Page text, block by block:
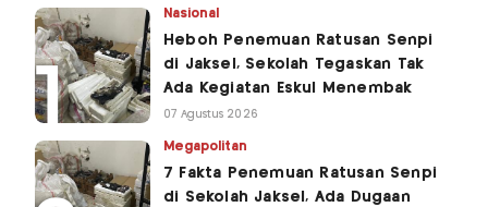
Nasional
Heboh Penemuan Ratusan Senpi
di Jaksel, Sekolah Tegaskan Tak
Ada Kegiatan Eskul Menembak
07 Agustus 2026
Megapolitan
7 Fakta Penemuan Ratusan Senpi
di Sekolah Jaksel, Ada Dugaan